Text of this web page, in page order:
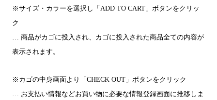
※サイズ・カラーを選択し「ADD TO CART」ボタンをクリッ
ク
… 商品がカゴに投入され、カゴに投入された商品全ての内容が
表示されます。
※カゴの中身画面より「CHECK OUT」ボタンをクリック
… お支払い情報などお買い物に必要な情報登録画面に推移しま